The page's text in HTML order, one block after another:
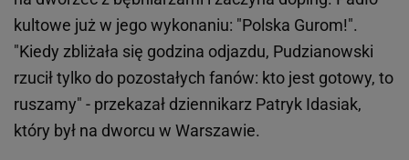
kultowe już w jego wykonaniu: "Polska Gurom!".
"Kiedy zbliżała się godzina odjazdu, Pudzianowski
rzucił tylko do pozostałych fanów: kto jest gotowy, to
ruszamy" - przekazał dziennikarz Patryk Idasiak,
który był na dworcu w Warszawie.